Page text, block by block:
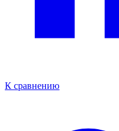
К сравнению